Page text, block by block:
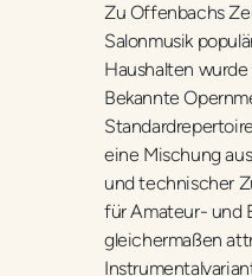
Zu Offenbachs
Salonmusik
Haushalten
Bekannte
eine Mischung
und technischer
für Amateur- und
gleichermaßen